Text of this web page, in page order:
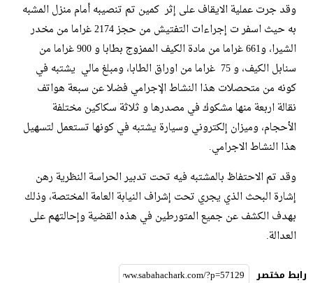
وقد جرت عملية الايقاف على إثر كمين تم تنصيبه أمام منزل المشبه
به حيث اسفر ت إجراءات التفتيش من حجز 2174 غراما من مخدر
الشيرا، و661 غراما من مادة الكيف الممزوج بطابا و 900 غراما من
سنابل الكيف، و 75 غراما من اوراق الطابا، ومبلغ مالي يشتبه في
كونه من متحصلات هذا النشاط الإجرامي فضلا عن سبعة هواتف
نقالة اربعة منها مشكوك في مصدرها و ثلاثة سكاكين مختلفة
الأحجام، وميزان إلكتروني وسيارة يشتبه في كونها تستعمل لتسهيل
هذا النشاط الاجرامي.
وقد تم الاحتفاظ بالمشتبه فيه تحت تدبير الحراسة النظرية رهن
إشارة البحث الذي يجري تحت إشراف النيابة العامة المختصة، وذلك
بهدف الكشف عن جميع المتورطين في هذه القضية وإحالتهم على
العدالة.
رابط مختصر